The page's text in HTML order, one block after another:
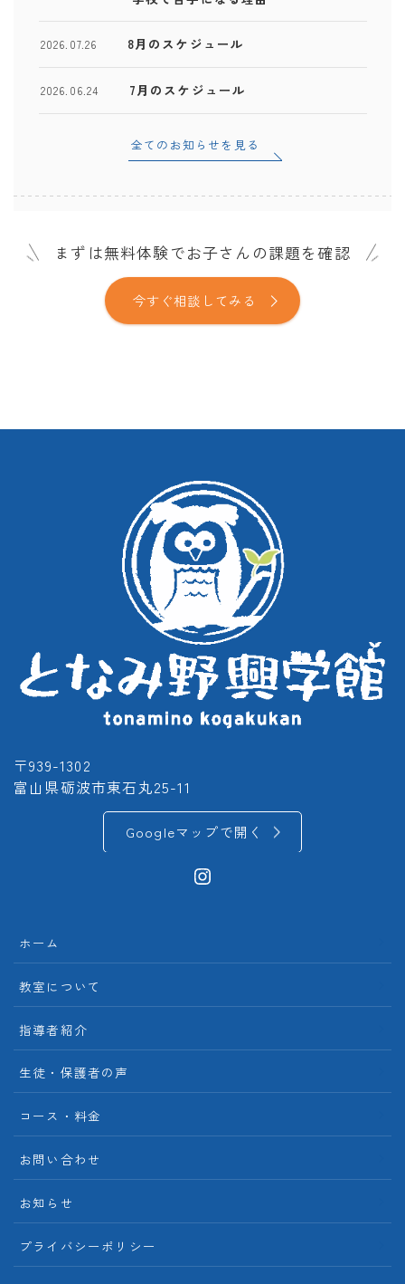
8月のスケジュール
2026.07.26
7月のスケジュール
2026.06.24
全てのお知らせを見る
まずは無料体験でお子さんの課題を確認
今すぐ相談してみる
〒939-1302
富山県砺波市東石丸25-11
Googleマップで開く
Instagram
ホーム
教室について
指導者紹介
生徒・保護者の声
コース・料金
お問い合わせ
お知らせ
プライバシーポリシー